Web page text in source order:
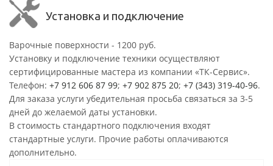
Установка и подключение
Варочные поверхности - 1200 руб.
Установку и подключение техники осуществляют
сертифицированные мастера из компании «ТК-Сервис».
Телефон: +7 912 606 87 99; +7 902 875 20; +7 (343) 319-40-96.
Для заказа услуги убедительная просьба связаться за 3-5
дней до желаемой даты установки.
В стоимость стандартного подключения входят
стандартные услуги. Прочие работы оплачиваются
дополнительно.